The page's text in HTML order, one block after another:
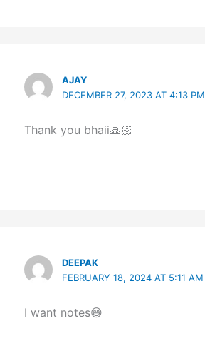
AJAY
DECEMBER 27, 2023 AT 4:13 PM
Thank you bhaii🙏🏻
DEEPAK
FEBRUARY 18, 2024 AT 5:11 AM
I want notes😅